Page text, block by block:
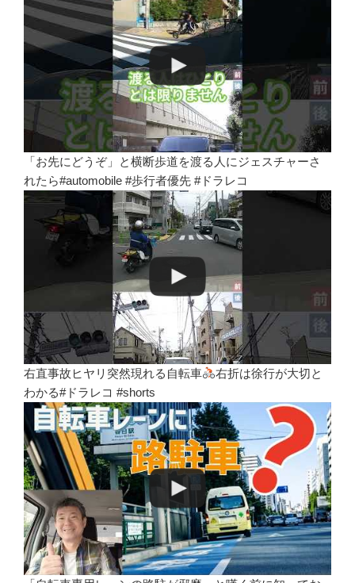
「お先にどうぞ」と横断歩道を渡る人にジェスチャーさ
れたら#automobile #歩行者優先 #ドラレコ
右直事故ヒヤリ突然現れる自転車
右折は徐行が大切と
わかる#ドラレコ #shorts